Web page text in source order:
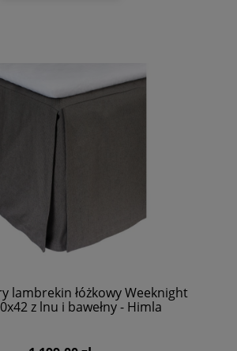
lambrekin łóżkowy Weeknight
z lnu i bawełny - Himla